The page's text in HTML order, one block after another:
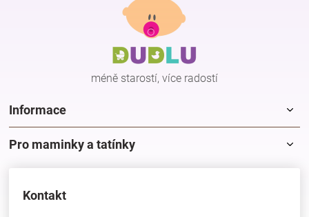
d
a
c
í
p
r
méně starostí, více radostí
Informace
Pro maminky a tatínky
Kontakt